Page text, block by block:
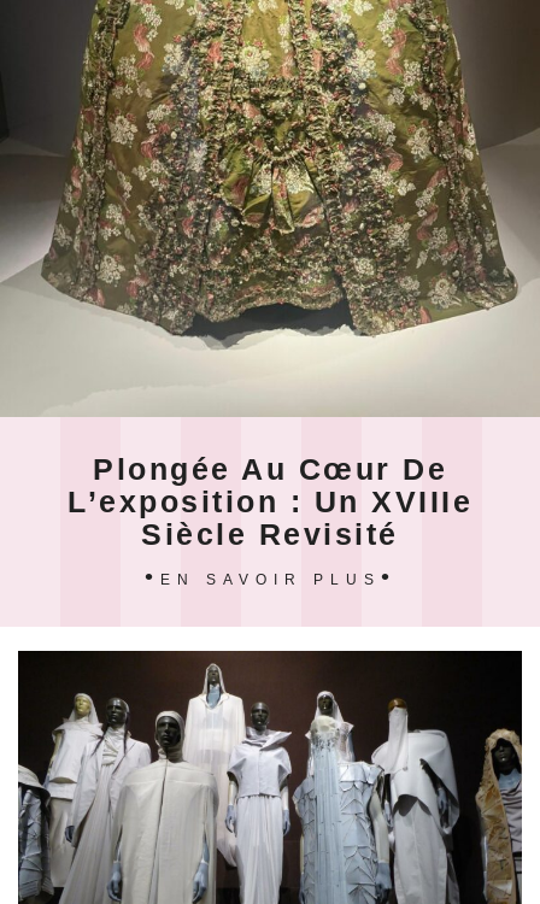
Plongée Au Cœur De
L’exposition : Un XVIIIe
Siècle Revisité
EN SAVOIR PLUS